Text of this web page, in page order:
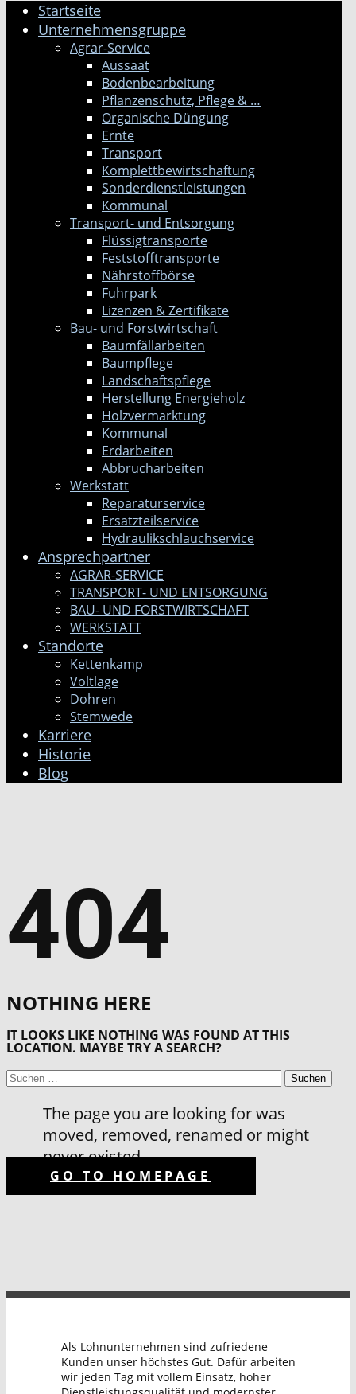
Startseite
Unternehmensgruppe
Agrar-Service
Aussaat
Bodenbearbeitung
Pflanzenschutz, Pflege & …
Organische Düngung
Ernte
Transport
Komplettbewirtschaftung
Sonderdienstleistungen
Kommunal
Transport- und Entsorgung
Flüssigtransporte
Feststofftransporte
Nährstoffbörse
Fuhrpark
Lizenzen & Zertifikate
Bau- und Forstwirtschaft
Baumfällarbeiten
Baumpflege
Landschaftspflege
Herstellung Energieholz
Holzvermarktung
Kommunal
Erdarbeiten
Abbrucharbeiten
Werkstatt
Reparaturservice
Ersatzteilservice
Hydraulikschlauchservice
Ansprechpartner
AGRAR-SERVICE
TRANSPORT- UND ENTSORGUNG
BAU- UND FORSTWIRTSCHAFT
WERKSTATT
Standorte
Kettenkamp
Voltlage
Dohren
Stemwede
Karriere
Historie
Blog
404
NOTHING HERE
IT LOOKS LIKE NOTHING WAS FOUND AT THIS
LOCATION. MAYBE TRY A SEARCH?
SUCHEN
NACH:
The page you are looking for was
moved, removed, renamed or might
never existed
GO TO HOMEPAGE
Als Lohnunternehmen sind zufriedene
Kunden unser höchstes Gut. Dafür arbeiten
wir jeden Tag mit vollem Einsatz, hoher